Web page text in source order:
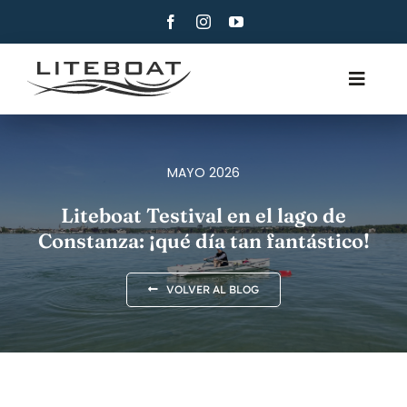
content
Toggle
REMO
ROW AND SAIL
CONTACTO
ESPAÑOL
MAYO 2026
Liteboat Testival en el lago de
Constanza: ¡qué día tan fantástico!
VOLVER AL BLOG